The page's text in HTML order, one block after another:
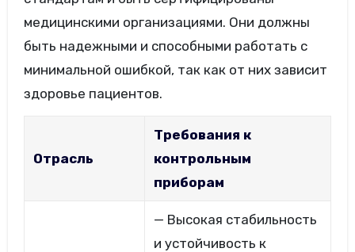
медицинскими организациями. Они должны
быть надежными и способными работать с
минимальной ошибкой, так как от них зависит
здоровье пациентов.
Отрасль
Требования к
контрольным
приборам
— Высокая стабильность
и устойчивость к